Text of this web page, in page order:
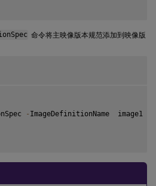
命令将主映像版本规范添加到映像版
- ImageDefinitionName  image1